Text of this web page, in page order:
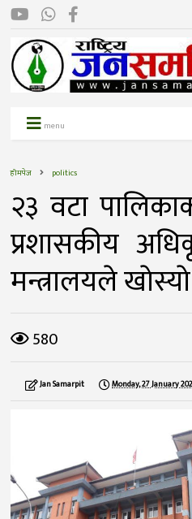
menu
होमपेज politics
२३ वटा
प्रशासकीय
मन्त्रालयले खाेस्याे
580
Jan Samarpit Monday, 27 January